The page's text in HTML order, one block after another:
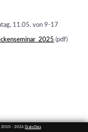
11.05. von 9-17
(pdf)
2010 - 2026 DrakeData